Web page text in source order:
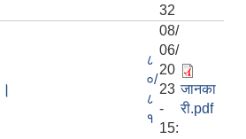
32
८
०/
८
१
08/
06/
20
23
-
15:
जानका
री.pdf